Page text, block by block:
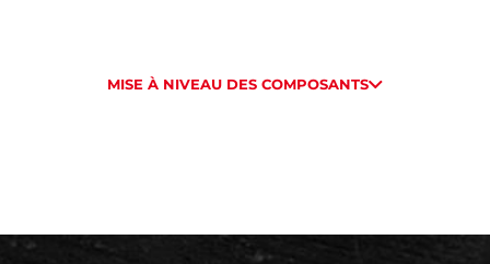
MISE À NIVEAU DES COMPOSANTS